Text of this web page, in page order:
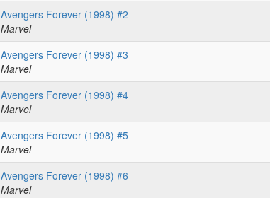
Avengers Forever (1998) #2
Marvel
Avengers Forever (1998) #3
Marvel
Avengers Forever (1998) #4
Marvel
Avengers Forever (1998) #5
Marvel
Avengers Forever (1998) #6
Marvel